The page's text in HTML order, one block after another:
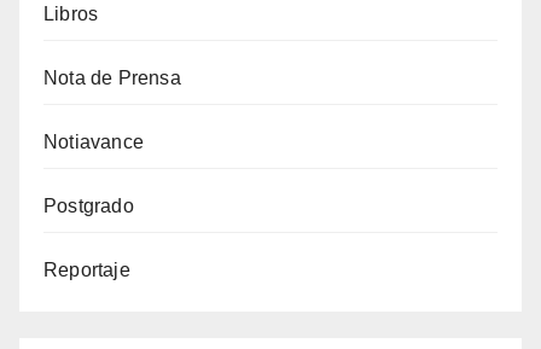
Libros
Nota de Prensa
Notiavance
Postgrado
Reportaje